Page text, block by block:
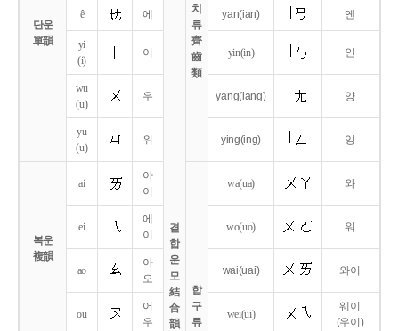
단운
單韻
결
합
운
모
結
合
韻
치
류
齊
齒
類
ê 에 yan(ian) 옌
yi
(i)
이 yin(in) 인
wu
(u)
우 yang(iang) 양
yu
(u)
위 ying(ing) 잉
복운
複韻
ai
아
이
합
구
류
wa(ua) 와
ei
에
이
wo(uo) 워
ao
아
오
wai(uai) 와이
ou
어
우
wei(ui)
웨이
(우이)